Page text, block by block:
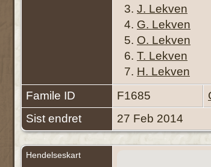
3. J. Lekven
4. G. Lekven
5. O. Lekven
6. T. Lekven
7. H. Lekven
Famile ID
F1685
Sist endret
27 Feb 2014
Hendelseskart